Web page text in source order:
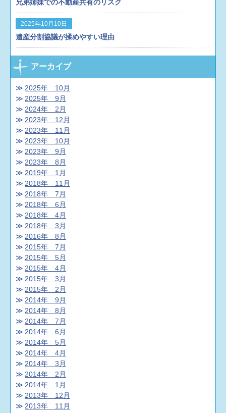
兄弟姉妹での不動産共有のリスク
2025年10月10日
遺産分割協議が揉めやすい理由
アーカイブ
2025年 10月
2025年 9月
2024年 2月
2023年 12月
2023年 11月
2023年 10月
2023年 9月
2023年 8月
2019年 1月
2018年 11月
2018年 7月
2018年 6月
2018年 4月
2018年 3月
2016年 8月
2015年 7月
2015年 5月
2015年 4月
2015年 3月
2015年 2月
2014年 9月
2014年 8月
2014年 7月
2014年 6月
2014年 5月
2014年 4月
2014年 3月
2014年 2月
2014年 1月
2013年 12月
2013年 11月